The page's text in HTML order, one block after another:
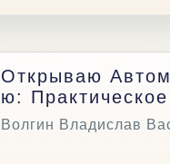
Открываю
Ю:
Волгин Владислав